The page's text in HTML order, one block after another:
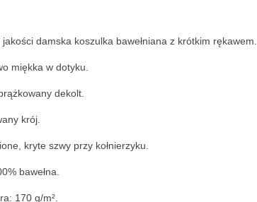
jakości damska koszulka bawełniana z krótkim rękawem.
miękka w dotyku.
dekolt.
krój.
kryte szwy przy kołnierzyku.
bawełna.
170 g/m².